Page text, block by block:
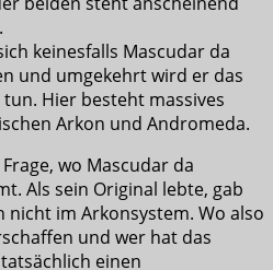
keinesfalls Mascudar da
und umgekehrt wird er das
Hier besteht massives
Arkon und Andromeda.
wo Mascudar da
Als sein Original lebte, gab
nicht im Arkonsystem. Wo also
und wer hat das
einen